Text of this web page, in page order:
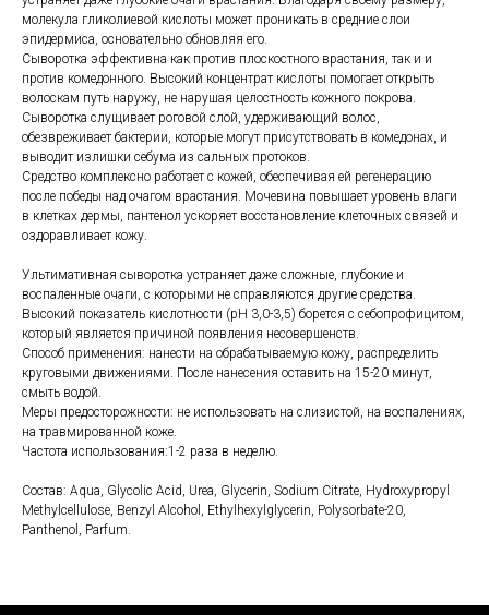
молекула гликолиевой кислоты может проникать в средние слои
эпидермиса, основательно обновляя его.
Сыворотка эффективна как против плоскостного врастания, так и и
против комедонного. Высокий концентрат кислоты помогает открыть
волоскам путь наружу, не нарушая целостность кожного покрова.
Сыворотка слущивает роговой слой, удерживающий волос,
обезвреживает бактерии, которые могут присутствовать в комедонах, и
выводит излишки себума из сальных протоков.
Средство комплексно работает с кожей, обеспечивая ей регенерацию
после победы над очагом врастания. Мочевина повышает уровень влаги
в клетках дермы, пантенол ускоряет восстановление клеточных связей и
оздоравливает кожу.
Ультимативная сыворотка устраняет даже сложные, глубокие и
воспаленные очаги, с которыми не справляются другие средства.
Высокий показатель кислотности (pH 3,0-3,5) борется с себопрофицитом,
который является причиной появления несовершенств.
Способ применения: нанести на обрабатываемую кожу, распределить
круговыми движениями. После нанесения оставить на 15-20 минут,
смыть водой.
Меры предосторожности: не использовать на слизистой, на воспалениях,
на травмированной коже.
Частота использования:1-2 раза в неделю.
Состав: Aqua, Glycolic Acid, Urea, Glycerin, Sodium Citrate, Hydroxypropyl
Methylcellulose, Benzyl Alcohol, Ethylhexylglycerin, Polysorbate-20,
Panthenol, Parfum.